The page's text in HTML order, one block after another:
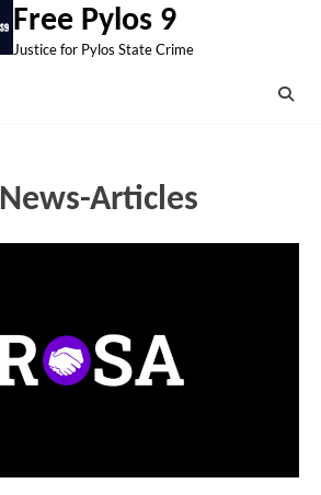
Free Pylos 9
Justice for Pylos State Crime
News-Articles